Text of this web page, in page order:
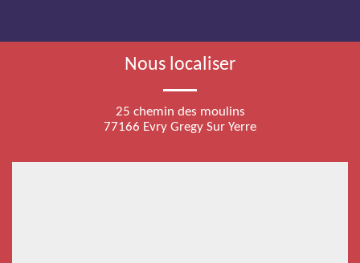
Nous localiser
25 chemin des moulins
77166 Evry Gregy Sur Yerre